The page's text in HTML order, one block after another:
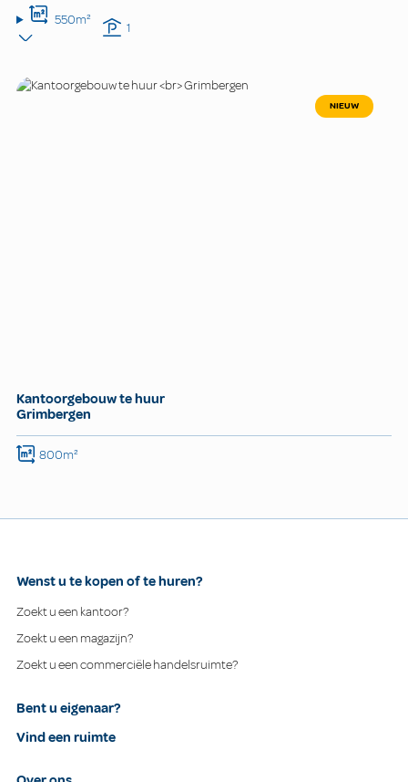
550m² 1
NIEUW
Kantoorgebouw te huur
Grimbergen
800m²
Wenst u te kopen of te huren?
Zoekt u een kantoor?
Zoekt u een magazijn?
Zoekt u een commerciële handelsruimte?
Bent u eigenaar?
Vind een ruimte